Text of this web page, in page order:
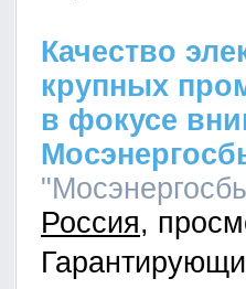
Качество
крупных
в фокусе
Россия